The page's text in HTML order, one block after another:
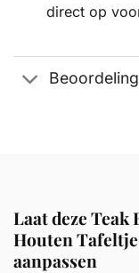
direct op
Laat deze
Houten
aanpassen